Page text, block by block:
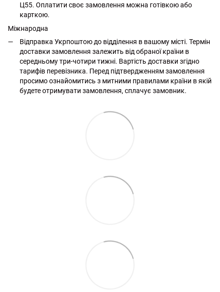
Ц55. Оплатити своє замовлення можна готівкою або
карткою.
Міжнародна
Відправка Укрпоштою до відділення в вашому місті. Термін
доставки замовлення залежить від обраної країни в
середньому три-чотири тижні. Вартість доставки згідно
тарифів перевізника. Перед підтвердженням замовлення
просимо ознайомитись з митними правилами країни в якій
будете отримувати замовлення, сплачує замовник.